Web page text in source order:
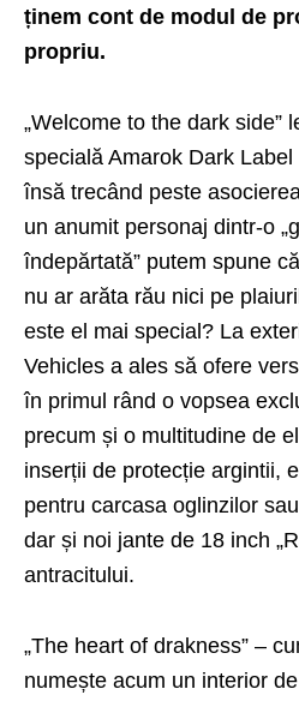
ținem cont de modul de
propriu.
„Welcome to the dark side”
specială Amarok Dark
însă trecând peste
un anumit personaj dintr-o
îndepărtată” putem spune
nu ar arăta rău nici pe
este el mai special? La
Vehicles a ales să ofere
în primul rând o vopsea
precum și o multitudine de
inserții de protecție argintii,
pentru carcasa oglinzilor
dar și noi jante de 18 inch
antracitului.
„The heart of drakness” –
numește acum un interior